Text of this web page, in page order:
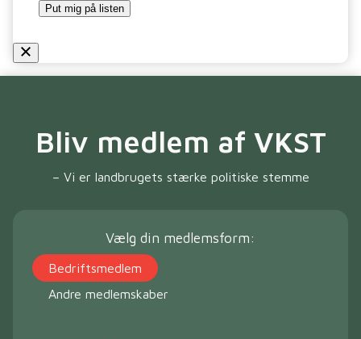
Put mig på listen
Bliv medlem af VKST
– Vi er landbrugets stærke politiske stemme
Vælg din medlemsform:
Bedriftsmedlem
Andre medlemskaber